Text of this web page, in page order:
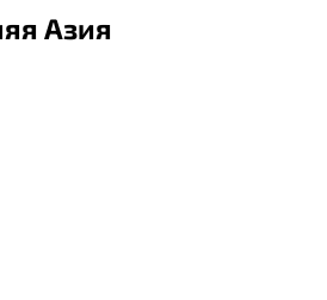
Азия